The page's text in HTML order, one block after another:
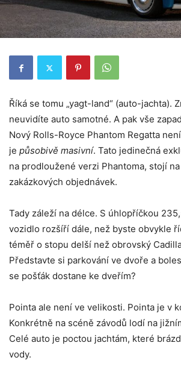
Říká se tomu „yagt-land“ (auto-jachta).
neuvidíte auto samotné. A pak vše
Nový Rolls-Royce Phantom Regatta
je působivě masivní. Tato jedinečná
na prodloužené verzi Phantoma, stojí
zakázkových objednávek.
Tady záleží na délce. S úhlopříčkou
vozidlo rozšíří dále, než byste obvykle
téměř o stopu delší než obrovský
Představte si parkování ve dvoře a
se pošťák dostane ke dveřím?
Pointa ale není ve velikosti. Pointa je v
Konkrétně na scéně závodů lodí na
Celé auto je poctou jachtám, které
vody.